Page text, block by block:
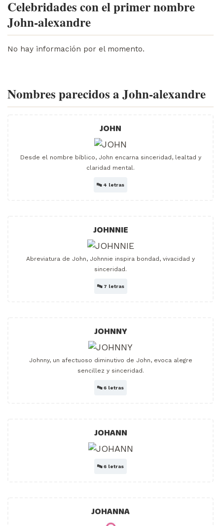
Celebridades con el primer nombre
John-alexandre
No hay información por el momento.
Nombres parecidos a John-alexandre
JOHN
Desde el nombre bíblico, John encarna sinceridad, lealtad y
claridad mental.
🔤 4 letras
JOHNNIE
Abreviatura de John, Johnnie inspira bondad, vivacidad y
sinceridad.
🔤 7 letras
JOHNNY
Johnny, un afectuoso diminutivo de John, evoca alegre
sencillez y sinceridad.
🔤6 letras
JOHANN
🔤6 letras
JOHANNA